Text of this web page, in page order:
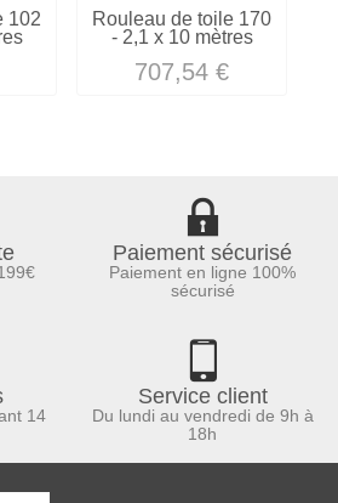
102
Rouleau de toile 170
- 2,1 x 10 mètres
707,54 €
Paiement sécurisé
Paiement en ligne 100%
sécurisé
14
Service client
Du lundi au vendredi de 9h à
18h